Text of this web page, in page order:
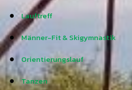
Lauftreff
Männer-Fit & Skigymnastik
Orientierungslauf
Tanzen